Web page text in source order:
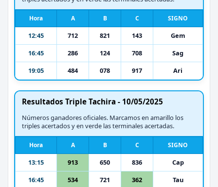
Hora A B C SIGNO
12:45 712 821 143
Gem
16:45
286 124 708
Sag
19:05
484 078 917 Ari
Resultados Triple Tachira - 10/05/2025
Números ganadores oficiales. Marcamos en amarillo los
triples acertados y en verde las terminales acertadas.
Hora A B C SIGNO
13:15 913 650 836
Cap
16:45
534 721 362
Tau